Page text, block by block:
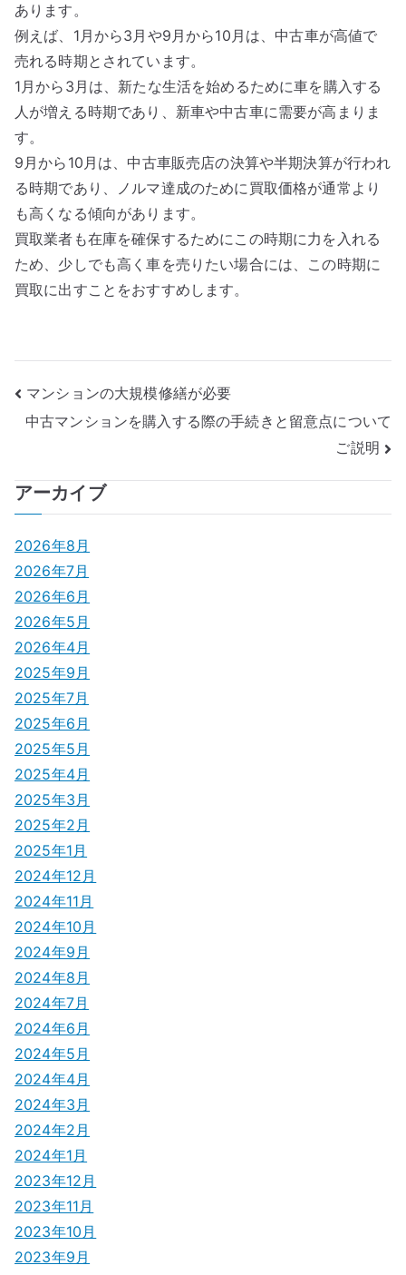
あります。
例えば、1月から3月や9月から10月は、中古車が高値で
売れる時期とされています。
1月から3月は、新たな生活を始めるために車を購入する
人が増える時期であり、新車や中古車に需要が高まりま
す。
9月から10月は、中古車販売店の決算や半期決算が行われ
る時期であり、ノルマ達成のために買取価格が通常より
も高くなる傾向があります。
買取業者も在庫を確保するためにこの時期に力を入れる
ため、少しでも高く車を売りたい場合には、この時期に
買取に出すことをおすすめします。
投
稿
ナ
ビ
ゲ
ー
シ
ョ
ン
マンションの大規模修繕が必要
中古マンションを購入する際の手続きと留意点について
ご説明
アーカイブ
2026年8月
2026年7月
2026年6月
2026年5月
2026年4月
2025年9月
2025年7月
2025年6月
2025年5月
2025年4月
2025年3月
2025年2月
2025年1月
2024年12月
2024年11月
2024年10月
2024年9月
2024年8月
2024年7月
2024年6月
2024年5月
2024年4月
2024年3月
2024年2月
2024年1月
2023年12月
2023年11月
2023年10月
2023年9月